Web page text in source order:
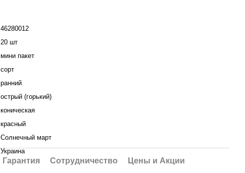
46280012
20 шт
мини пакет
сорт
ранний
острый (горький)
коническая
красный
Солнечный март
Украина
Гарантия Сотрудничество Цены и Акции